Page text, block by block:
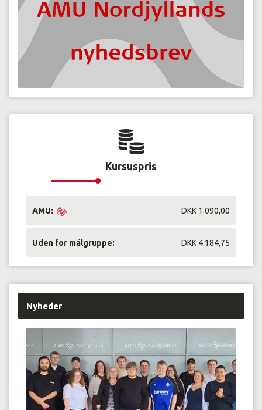
Kursuspris
AMU: DKK 1.090,00
Uden for målgruppe: DKK 4.184,75
Nyheder